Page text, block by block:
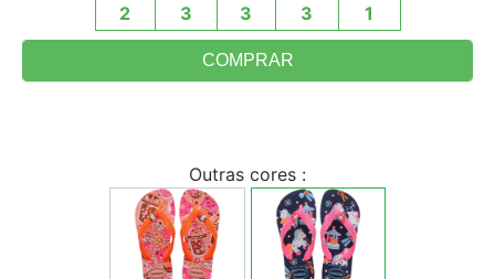
2
3 3 3 1
Outras cores :